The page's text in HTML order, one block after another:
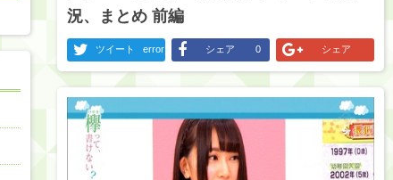
況、まとめ 前編
ツイート error シェア 0 シェア